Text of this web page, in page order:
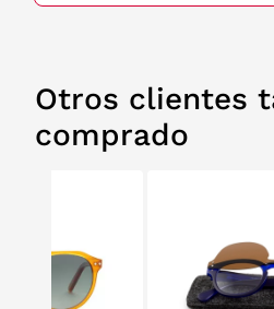
Otros clientes
comprado